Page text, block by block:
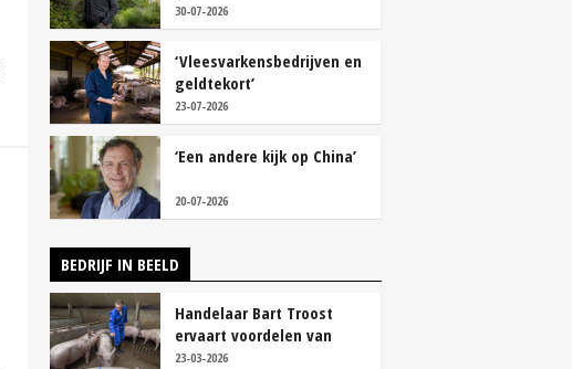
30-07-2026
‘Vleesvarkensbedrijven en
geldtekort’
23-07-2026
‘Een andere kijk op China’
20-07-2026
BEDRIJF IN BEELD
Handelaar Bart Troost
ervaart voordelen van
coöperatieve voerfusie
23-03-2026